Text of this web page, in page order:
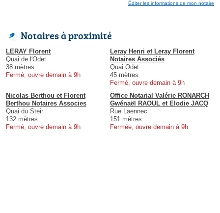
Éditer les informations de mon notaire
Notaires à proximité
LERAY Florent
Quai de l'Odet
38 mètres
Fermé, ouvre demain à 9h
Leray Henri et Leray Florent
Notaires Associés
Quai Odet
45 mètres
Fermé, ouvre demain à 9h
Nicolas Berthou et Florent
Berthou Notaires Associes
Quai du Steir
132 mètres
Fermé, ouvre demain à 9h
Office Notarial Valérie RONARCH
Gwénaël RAOUL et Elodie JACQ
Rue Laennec
151 mètres
Fermée, ouvre demain à 9h